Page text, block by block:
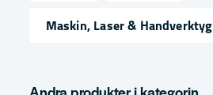
Namn
Maskin, Laser & Handverktyg